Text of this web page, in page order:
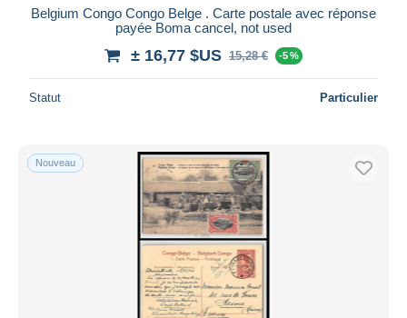
Belgium Congo Congo Belge . Carte postale avec réponse
payée Boma cancel, not used
± 16,77 $US 15,28 € -5 %
Statut Particulier
Nouveau